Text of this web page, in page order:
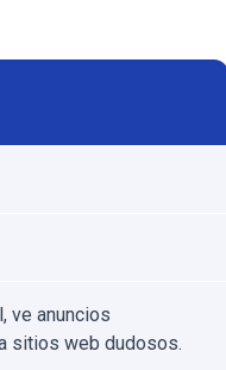
ve anuncios
sitios web dudosos.